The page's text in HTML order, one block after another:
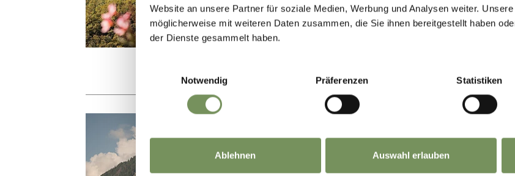
Website an unsere Partner für soziale Medien, Werbung und Analysen weiter.
möglicherweise mit weiteren Daten zusammen, die Sie ihnen bereitgestellt haben
der Dienste gesammelt haben.
Notwendig
Präferenzen Statistiken
Ablehnen Auswahl erlauben
T+39 0473 561 770
info@lanaregion.it
I signori di Braunsberg vengono nominati nel 1231 per la
Conti Trapp. La costruzione comprene ...